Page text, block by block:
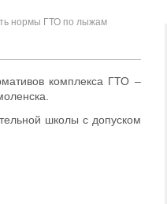
нормы ГТО по лыжам
комплекса ГТО –
школы с допуском